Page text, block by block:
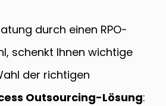
durch einen RPO-
schenkt Ihnen wichtige
der richtigen
Outsourcing-Lösung: